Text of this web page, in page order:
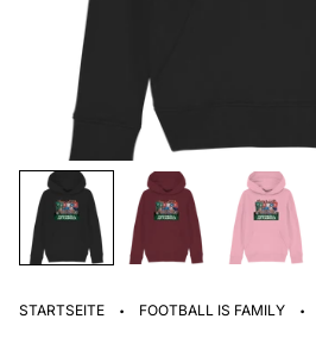
STARTSEITE · FOOTBALL IS FAMILY ·